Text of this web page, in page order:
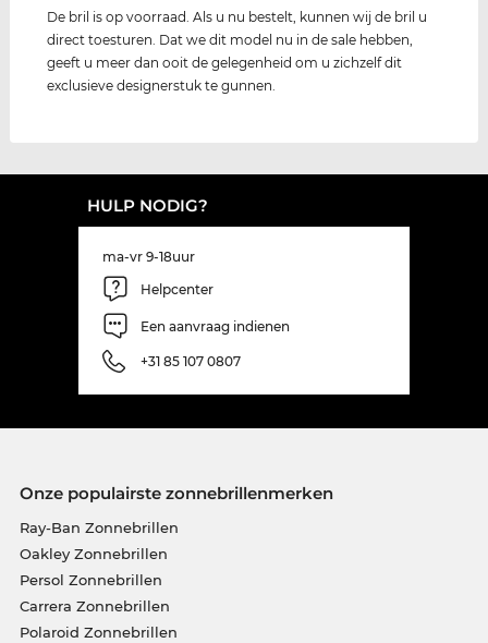
De bril is op voorraad. Als u nu bestelt, kunnen wij de bril u
direct toesturen. Dat we dit model nu in de sale hebben,
geeft u meer dan ooit de gelegenheid om u zichzelf dit
exclusieve designerstuk te gunnen.
HULP NODIG?
ma-vr 9-18uur
Helpcenter
Een aanvraag indienen
+31 85 107 0807
Onze populairste zonnebrillenmerken
Ray-Ban Zonnebrillen
Oakley Zonnebrillen
Persol Zonnebrillen
Carrera Zonnebrillen
Polaroid Zonnebrillen